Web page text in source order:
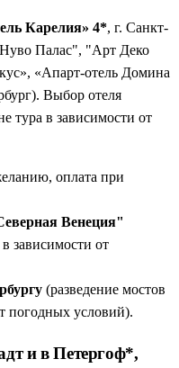
Карелия» 4*, г. Санкт-
Палас", "Арт Деко
«Апарт-отель Домина
Выбор отеля
тура в зависимости от
оплата при
Венеция"
зависимости от
(разведение мостов
погодных условий).
и в Петергоф*,